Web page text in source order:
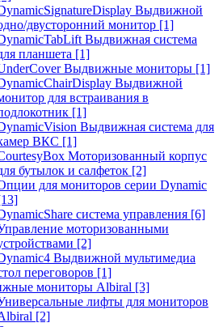
Выдвижной
двусторонний монитор [1]
Выдвижная система
планшета [1]
Выдвижные мониторы [1]
Выдвижной
для встраивания в
[1]
Выдвижная система для
ВКС [1]
Моторизованный корпус
бутылок и салфеток [2]
для мониторов серии Dynamic
система управления [6]
моторизованными
[2]
Выдвижной мультимедиа
переговоров [1]
мониторы Albiral [3]
лифты для мониторов
[2]